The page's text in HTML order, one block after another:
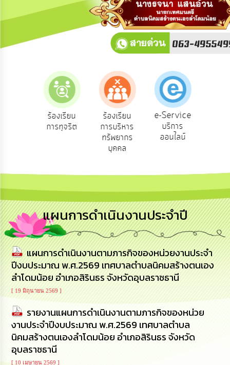
ความ
ยุทธศาสตร์/
ทรัพยากร
การ
บริหาร
งาน
การ
ส่ง
เสริม
ความ
โปร่งใส
การ
จัด
ซื้อ
จัด
จ้าง
ร้องเรียน
การทุจริต
ร้องเรียน
การบริหาร
ทรัพยากร
บุคคล
e-Service
บริการ
ออนไลน์
แผนการดำเนินงานประจำปี
แผนการดำเนินงานตามภารกิจของหน่วยงานประจำ
ปีงบประมาณ พ.ศ.2569 เทศบาลตำบลนิคมสร้างตนเอง
ลำโดมน้อย อำเภอสิรินธร จังหวัดอุบลราชธานี
[ 19 มิถุนายน 2569 ]
รายงานแผนการดำเนินงานตามภารกิจของหน่วย
งานประจำปีงบประมาณ พ.ศ.2569 เทศบาลตำบล
นิคมสร้างตนเองลำโดมน้อย อำเภอสิรินธร จังหวัด
อุบลราชธานี
[ 10 เมษายน 2569 ]